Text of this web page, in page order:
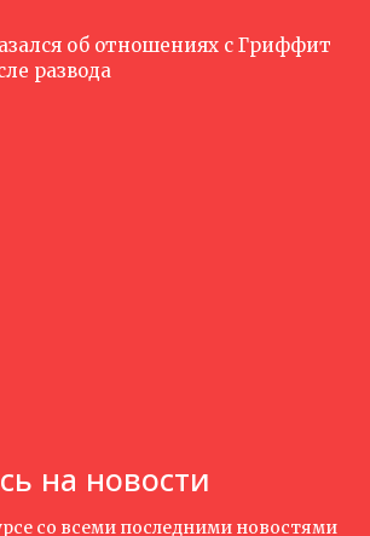
об отношениях с Гриффит
развода
на новости
со всеми последними новостями